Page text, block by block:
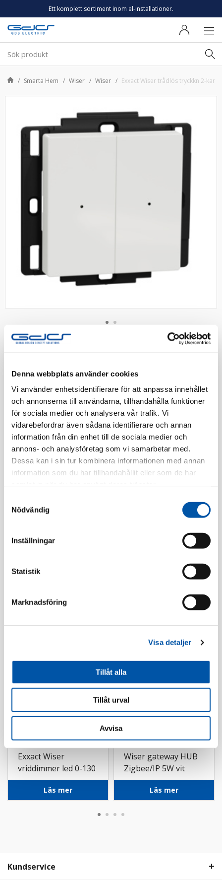
Denna webbplats använder cookies
Vi använder enhetsidentifierare för att anpassa innehållet
och annonserna till användarna, tillhandahålla funktioner
för sociala medier och analysera vår trafik. Vi
vidarebefordrar även sådana identifierare och annan
information från din enhet till de sociala medier och
annons- och analysföretag som vi samarbetar med.
Dessa kan i sin tur kombinera informationen med annan
information som du har tillhandahållit eller som de har
Nödvändig
Inställningar
Statistik
Marknadsföring
Visa detaljer
Tillåt alla
Tillåt urval
Avvisa
Ett komplett sortiment inom el-installationer.
Smarta Hem Wiser Wiser Exxact Wiser trådlös tryckkn 2-
SCHNEIDER
Exxact Wiser trådlös tryckkn 2-
kanals vit
Exxact 2-kanals trådlös tryckknapp för styrning av
Wiser-produkter. Batteri CR 2032 ingår i produkten. Vit
Artnr:
1360689
EAN-kod:
3606481918512
Tillv. Artnr:
WDE002924
Finns i lager
Beskrivning
Specifikation
Exxact Wiser
vriddimmer led 0-130
Zigbee ant
Läs mer
Wiser gateway HUB
Zigbee/IP 5W vit
Läs mer
Kundservice